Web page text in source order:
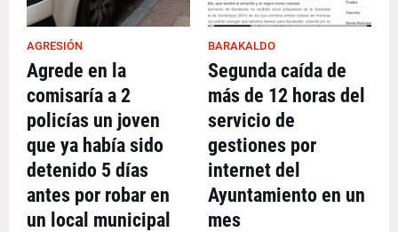
AGRESIÓN
Agrede en la
comisaría a 2
policías un joven
que ya había sido
detenido 5 días
antes por robar en
un local municipal
BARAKALDO
Segunda caída de
más de 12 horas del
servicio de
gestiones por
internet del
Ayuntamiento en un
mes